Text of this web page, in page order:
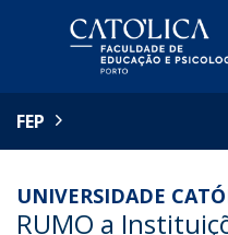
FEP
UNIVERSIDADE
RUMO a